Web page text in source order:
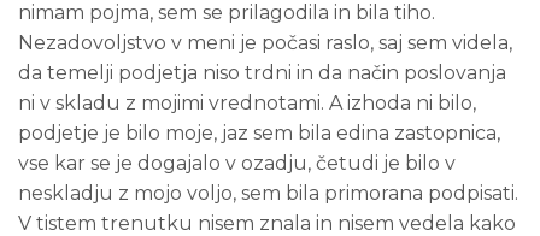
nimam pojma, sem se prilagodila in bila tiho.
Nezadovoljstvo v meni je počasi raslo, saj sem videla,
da temelji podjetja niso trdni in da način poslovanja
ni v skladu z mojimi vrednotami. A izhoda ni bilo,
podjetje je bilo moje, jaz sem bila edina zastopnica,
vse kar se je dogajalo v ozadju, četudi je bilo v
neskladju z mojo voljo, sem bila primorana podpisati.
V tistem trenutku nisem znala in nisem vedela kako